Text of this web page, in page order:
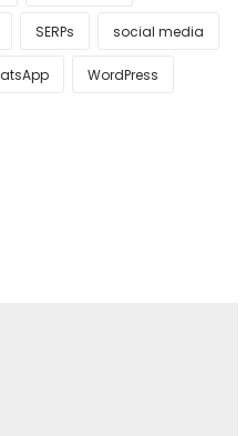
SERPs social media
WordPress